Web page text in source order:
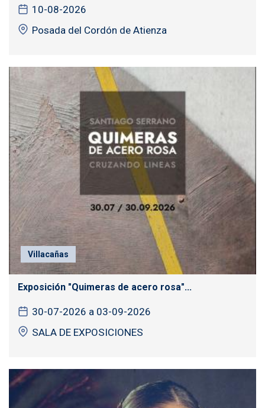
10-08-2026
Posada del Cordón de Atienza
Villacañas
Exposición "Quimeras de acero rosa"...
30-07-2026 a 03-09-2026
SALA DE EXPOSICIONES